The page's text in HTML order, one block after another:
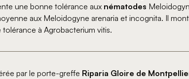
une bonne tolérance aux nématodes
aux Meloidogyne arenaria et incognita. Il
à Agrobacterium vitis.
par le porte-greffe Riparia Gloire de